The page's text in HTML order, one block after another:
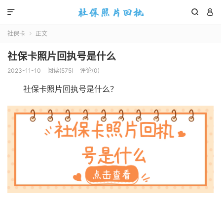
 

社保卡  正文
社保卡照片回执号是什么
2023-11-10 阅读(575) 评论(0)
社保卡照片回执号是什么？